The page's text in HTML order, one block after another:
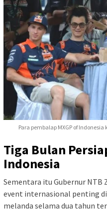
Para pembalap MXGP of
Tiga Bulan
Indonesia
Sementara itu Gubernur
event internasional penting
melanda selama dua tahun